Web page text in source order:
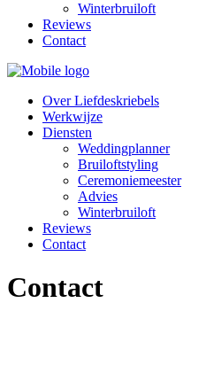
Winterbruiloft
Reviews
Contact
Over Liefdeskriebels
Werkwijze
Diensten
Weddingplanner
Bruiloftstyling
Ceremoniemeester
Advies
Winterbruiloft
Reviews
Contact
Contact